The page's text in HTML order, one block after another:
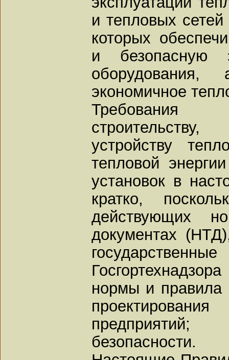
и тепловых
которых
и безопасную
экономичное
Требования
устройству
тепловой
установок в
кратко,
действующих
документах
нормы и
безопасности.